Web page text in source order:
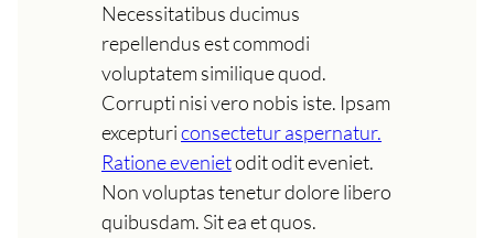
Necessitatibus ducimus
repellendus est commodi
voluptatem similique quod.
Corrupti nisi vero nobis iste. Ipsam
excepturiconsectetur aspernatur.
Ratione evenietodit odit eveniet.
Non voluptas tenetur dolore libero
quibusdam. Sit ea et quos.